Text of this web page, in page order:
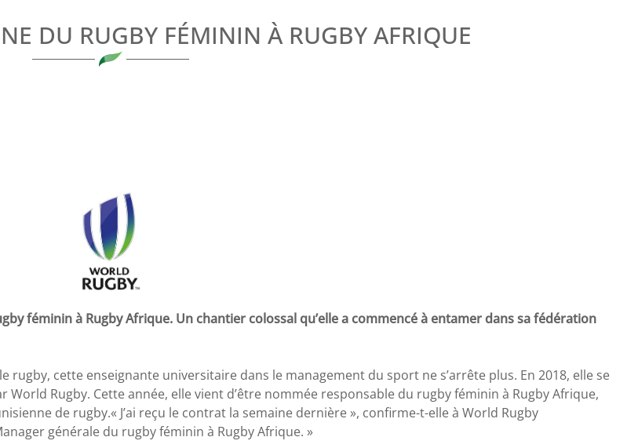
DU RUGBY FÉMININ À RUGBY AFRIQUE
féminin à Rugby Afrique. Un chantier colossal qu’elle a commencé à entamer dans sa fédération
rugby, cette enseignante universitaire dans le management du sport ne s’arrête plus. En 2018, elle se
Rugby. Cette année, elle vient d’être nommée responsable du rugby féminin à Rugby Afrique,
de rugby.« J’ai reçu le contrat la semaine dernière », confirme-t-elle à World Rugby
générale du rugby féminin à Rugby Afrique. »